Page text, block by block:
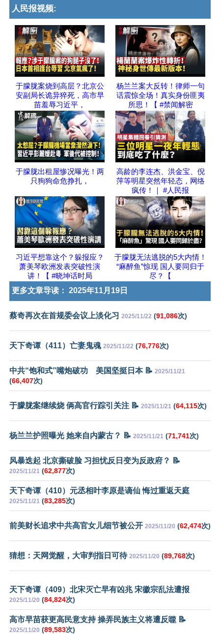
人民报视频:
于朦胧案烧到高层？北京公
安副局长诡异猝死，高市早
苗羞辱习近平，
杨兰兰案大反转！律师一句
话震惊全场！真实身份匪夷
所思！【 #禁闻解密
于朦胧出租屋惨况曝光！两
只狗狗命危挣扎，
高龄的李连杰、洪金宝、倪
萍等明星突然年轻态，网络
疯传！｜ #人民报
习近平想靠这个？躲报应？
萧美琴欧洲发表突破性演
讲！【 #晓坤话时局
于朦胧无法逃脱的5大内情！
“麻醉鱼”惊现 国人要同归于
尽？【
更多文章导读： 2025年11月19日
蔡奇再次在首规委会议上淡化习 2025/11/22 (91,086次)
天下奇谭（411）亡妻鬼魂 2025/11/22 (76,776次)
中共“饱和式”嘴炮破功 美国坚挺日本 📝 2025/11/21
(66,407次)
于朦胧案继续烧 俩高官行踪引关注 📝 2025/11/21 (64,115次)
杨兰兰护照曝光 她来自内蒙古？ 📝 2025/11/21 (71,741次)
风暴迭起 北京撕破脸 习担忧反日变为反政府？ 📝
2025/11/21 (62,877次)
天下奇谭（410）元丞相叶李原是谪仙 悔过重返天庭
2025/11/21 (83,285次)
前美财长追求中共高官女儿细节被公开 2025/11/20 (62,474次)
猜想：天网觉醒，大审判指日可待 2025/11/20 (89,768次)
天下奇谭（409）北宋灭亡早有凶兆 宋徽宗乱法遭报
2025/11/20 (84,824次)
高市早苗获更高民意支持 操弄民族主义将遭反噬 📝
2025/11/20 (89,583次)